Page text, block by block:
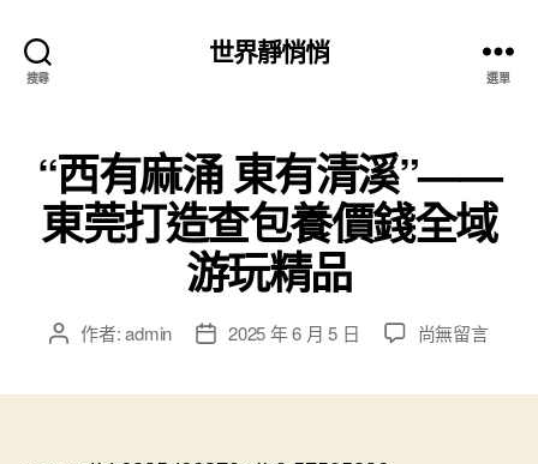
搜尋
世界靜悄悄
選單
“西有麻涌 東有清溪”——
東莞打造查包養價錢全域
游玩精品
文 作者:admin
文 2025 年 6 月 5 日
在
尚無留言